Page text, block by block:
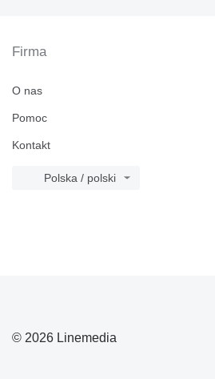
Firma
O nas
Pomoc
Kontakt
Polska / polski
© 2026 Linemedia